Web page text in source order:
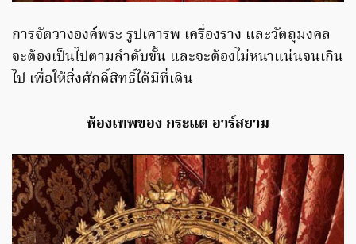
การจัดวางองค์พระ รูปเคารพ เครื่องราง และวัตถุมงคล
จะต้องเป็นไปตามลำดับขั้น และจะต้องไม่หนาแน่นจนเกิน
ไป เพื่อให้สิ่งศักดิ์สิทธิ์ได้มีที่เดิน
ห้องเทพของ กระแต อาร์สยาม